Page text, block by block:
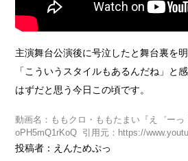
主演舞台公演後に号泣したと舞台裏を
「こういうスタイルもあるんだね」と
はずだと思う今日この頃です。
動画名：ももクロ・ももたまい『え゛ー
oPH5mQ1rKoQ 引用元：https://
投稿者：えんためぷっ